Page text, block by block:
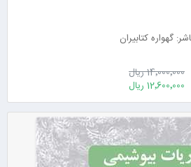
گهواره کتابیران
14٬000٬000 ریال
12٬600٬000 ریال